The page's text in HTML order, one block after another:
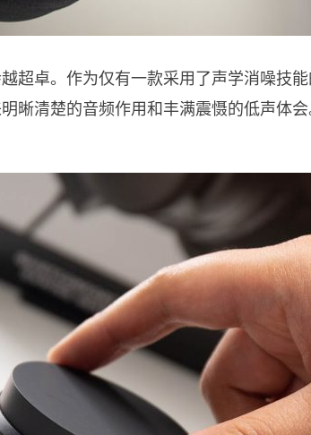
超卓。作为仅有一款采用了声学消噪技
晰清楚的音频作用和丰满震慑的低声体